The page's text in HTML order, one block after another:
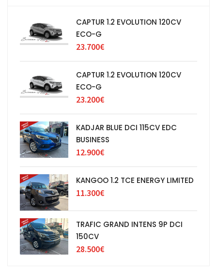
CAPTUR 1.2 EVOLUTION 120CV
ECO-G
23.700€
CAPTUR 1.2 EVOLUTION 120CV
ECO-G
23.200€
KADJAR BLUE DCI 115CV EDC
BUSINESS
12.900€
KANGOO 1.2 TCE ENERGY LIMITED
11.300€
TRAFIC GRAND INTENS 9P DCI
150CV
28.500€